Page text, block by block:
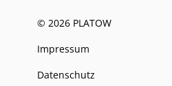
© 2026 PLATOW
Impressum
Datenschutz